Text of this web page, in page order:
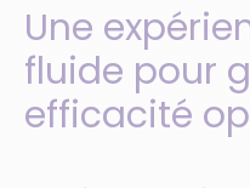
Une
fluide pour
efficacité